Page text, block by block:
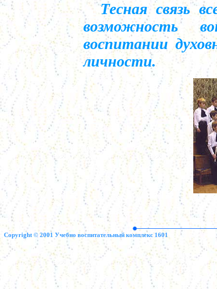
Тесная связь
возможность
воспитании
личности.
Copyright © 2001 Учебно воспитательный комплекс 1601